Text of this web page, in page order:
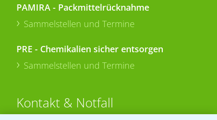
PAMIRA - Packmittelrücknahme
Sammelstellen und Termine
PRE - Chemikalien sicher entsorgen
Sammelstellen und Termine
Kontakt & Notfall